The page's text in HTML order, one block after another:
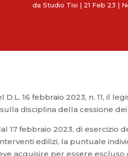
da Studio Tisi | 21 Feb 23 |
16 febbraio 2023, n. 11, il
disciplina della cessione
17 febbraio 2023, di esercizio
edilizi, la puntuale
acquisire per essere escluso